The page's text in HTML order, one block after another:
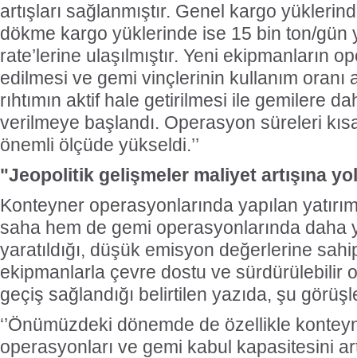
artışları sağlanmıştır. Genel kargo
dökme kargo yüklerinde ise 15 bin ton/gün
rate’lerine ulaşılmıştır. Yeni ekipmanların
edilmesi ve gemi vinçlerinin kullanım oranı
rıhtımın aktif hale getirilmesi ile gemilere
verilmeye başlandı. Operasyon süreleri
önemli ölçüde yükseldi.’’
"Jeopolitik gelişmeler maliyet artışına
Konteyner operasyonlarında yapılan
saha hem de gemi operasyonlarında daha
yaratıldığı, düşük emisyon değerlerine
ekipmanlarla çevre dostu ve sürdürülebilir
geçiş sağlandığı belirtilen yazıda, şu
‘’Önümüzdeki dönemde de özellikle
operasyonları ve gemi kabul kapasitesini